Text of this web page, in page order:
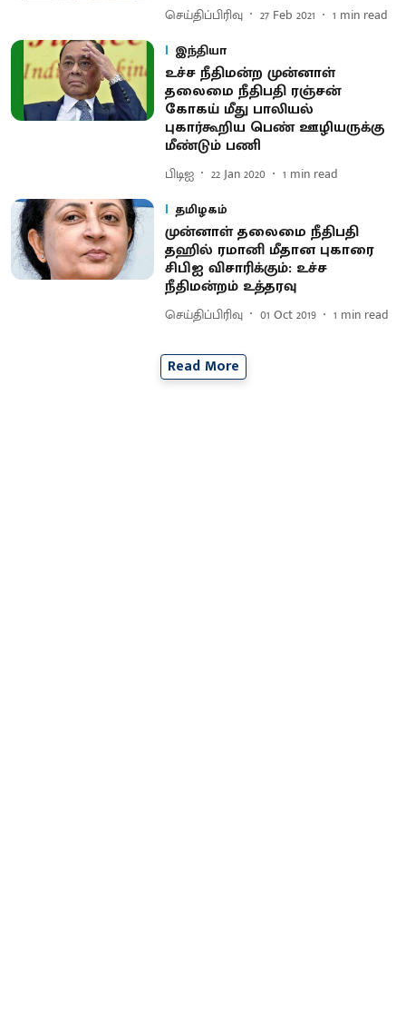
செய்திப்பிரிவு 27 Feb 2021 1 min read
இந்தியா
உச்ச நீதிமன்ற முன்னாள்
தலைமை நீதிபதி ரஞ்சன்
கோகய் மீது பாலியல்
புகார்கூறிய பெண் ஊழியருக்கு
மீண்டும் பணி
பிடிஐ 22 Jan 2020 1 min read
தமிழகம்
முன்னாள் தலைமை நீதிபதி
தஹில் ரமானி மீதான புகாரை
சிபிஐ விசாரிக்கும்: உச்ச
நீதிமன்றம் உத்தரவு
செய்திப்பிரிவு 01 Oct 2019 1 min read
Read More